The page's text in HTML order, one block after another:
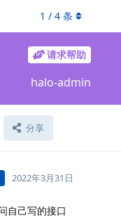
请求帮助
halo-admin
分享
1 / 4 条
2022年3月31日
自己写的接口